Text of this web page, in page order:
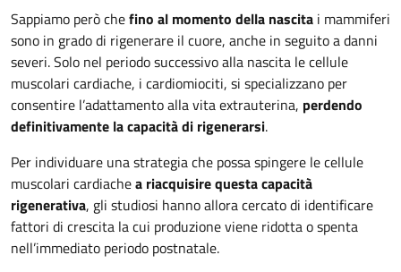
Sappiamo però chefino al momento della nascita i mammiferi
sono in grado di rigenerare il cuore, anche in seguito a danni
severi. Solo nel periodo successivo alla nascita le cellule
muscolari cardiache, i cardiomiociti, si specializzano per
consentire l’adattamento alla vita extrauterina, perdendo
definitivamente la capacità di rigenerarsi.
Per individuare una strategia che possa spingere le cellule
muscolari cardiachea riacquisire questa capacità
rigenerativa, gli studiosi hanno allora cercato di identificare
fattori di crescita la cui produzione viene ridotta o spenta
nell’immediato periodo postnatale.